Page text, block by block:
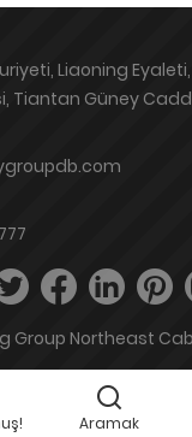
Liaoning
Tiantan Güney
Group Northeast
Aramak